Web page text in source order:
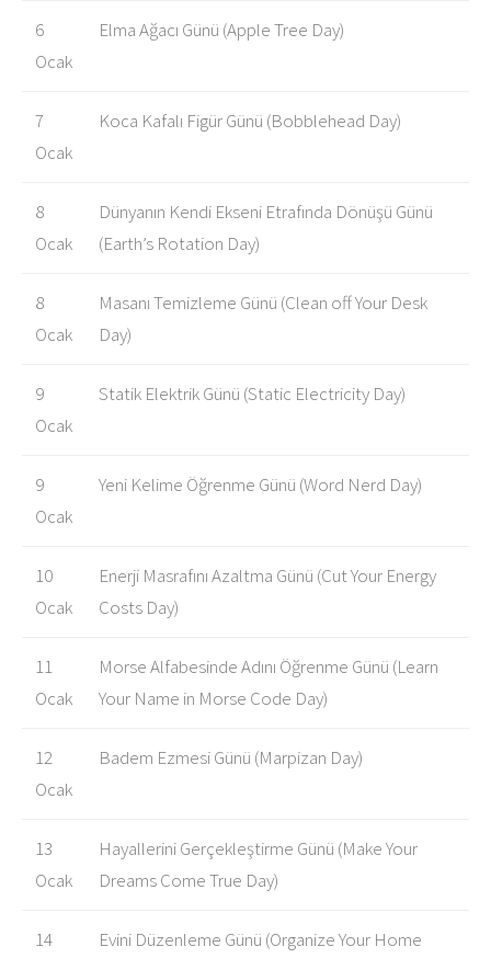
6
Ocak
Elma Ağacı Günü (Apple Tree Day)
7
Ocak
Koca Kafalı Figür Günü (Bobblehead Day)
8
Ocak
Dünyanın Kendi Ekseni Etrafında Dönüşü Günü
(Earth’s Rotation Day)
8
Ocak
Masanı Temizleme Günü (Clean off Your Desk
Day)
9
Ocak
Statik Elektrik Günü (Static Electricity Day)
9
Ocak
Yeni Kelime Öğrenme Günü (Word Nerd Day)
10
Ocak
Enerji Masrafını Azaltma Günü (Cut Your Energy
Costs Day)
11
Ocak
Morse Alfabesinde Adını Öğrenme Günü (Learn
Your Name in Morse Code Day)
12
Ocak
Badem Ezmesi Günü (Marpizan Day)
13
Ocak
Hayallerini Gerçekleştirme Günü (Make Your
Dreams Come True Day)
14
Evini Düzenleme Günü (Organize Your Home